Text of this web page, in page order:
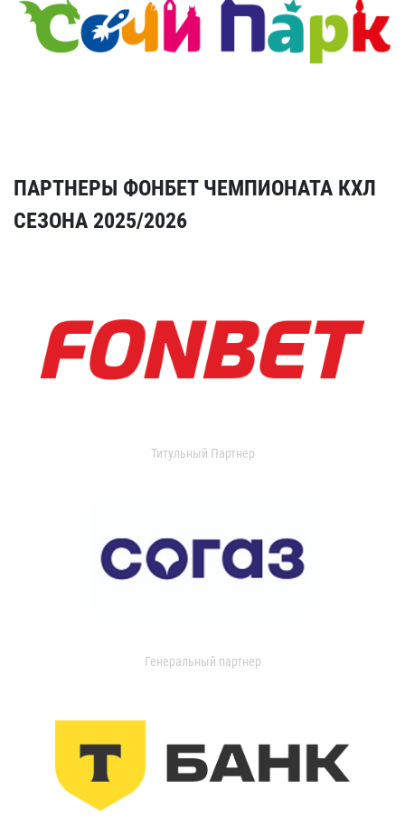
ПАРТНЕРЫ ФОНБЕТ ЧЕМПИОНАТА КХЛ
СЕЗОНА 2025/2026
Титульный Партнер
Генеральный партнер